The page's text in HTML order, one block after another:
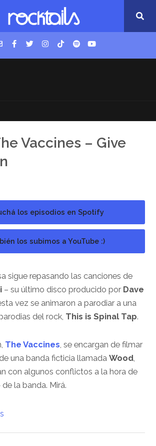
Vaccines – Give
los episodios en Spotify
los subimos a YouTube :)
sigue repasando las canciones de
– su último disco producido por Dave
vez se animaron a parodiar a una
del rock, This is Spinal Tap.
The Vaccines, se encargan de filmar
de una banda ficticia llamadaWood,
con algunos conflictos a la hora de
la banda. Mirá.